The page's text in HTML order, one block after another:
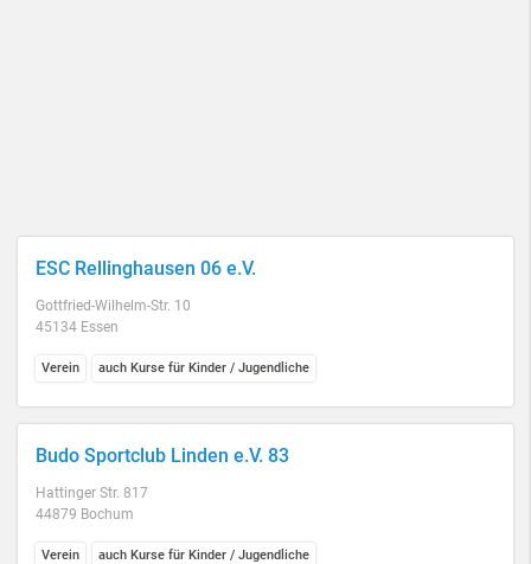
ESC Rellinghausen 06 e.V.
Gottfried-Wilhelm-Str. 10
45134 Essen
Verein auch Kurse für Kinder / Jugendliche
Budo Sportclub Linden e.V. 83
Hattinger Str. 817
44879 Bochum
Verein auch Kurse für Kinder / Jugendliche